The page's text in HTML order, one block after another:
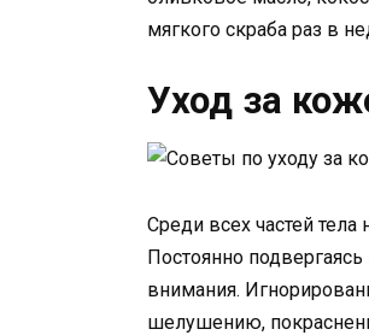
мягкого скраба раз в
Уход за
Среди всех частей
Постоянно
внимания.
шелушению,